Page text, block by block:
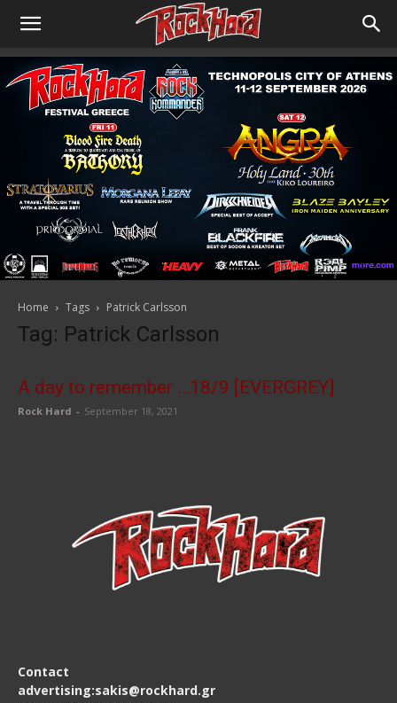
Home Tags Patrick Carlsson
Tag: Patrick Carlsson
A day to remember …18/9 [EVERGREY]
Rock Hard - September 18, 2021
Contact
advertising:sakis@rockhard.gr